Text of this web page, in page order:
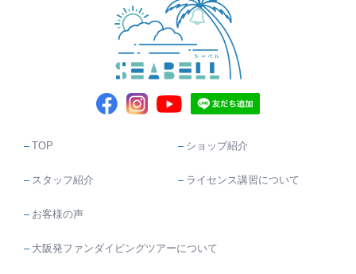
TOP ショップ紹介
スタッフ紹介 ライセンス講習について
お客様の声
大阪発ファンダイビングツアーについて